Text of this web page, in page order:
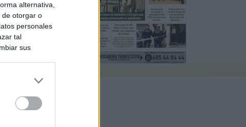
alternativa,
de otorgar o
personales
tal
sus